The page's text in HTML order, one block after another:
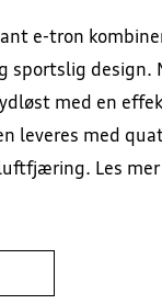
e-tron
sportslig design.
med en
leveres med
Les mer